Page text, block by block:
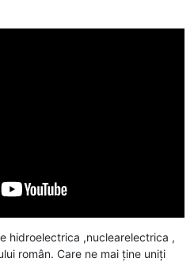
hidroelectrica ,nuclearelectrica ,
român. Care ne mai ține uniți